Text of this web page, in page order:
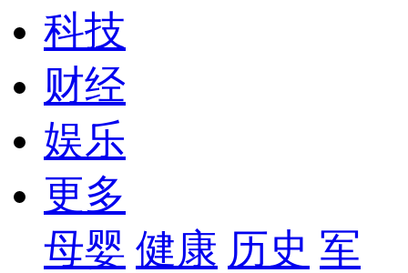
科技
财经
娱乐
更多
母婴 健康 历史 军